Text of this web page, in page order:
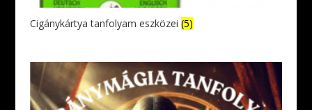
Cigánykártya tanfolyam eszközei (5)